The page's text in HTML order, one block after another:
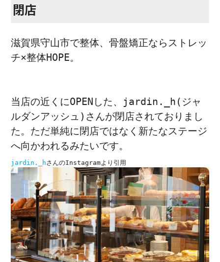
閉店
滋賀県守山市で整体、骨盤矯正ならストレッ
チ×整体HOPE。
当店の近くにOPENした、jardin._h(ジャ
ルダンアッシュ)さんが閉店されておりまし
た。ただ単純に閉店ではなく新たなステージ
へ向かわれるみたいです。
jardin._hさんのInstagramより引用
タイ古式マッサージ
ストレッチ整体